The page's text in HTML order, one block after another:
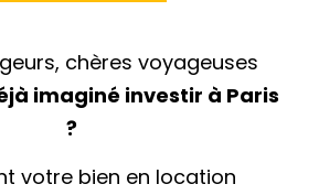
chères voyageuses
imaginé investir à Paris
?
votre bien en location